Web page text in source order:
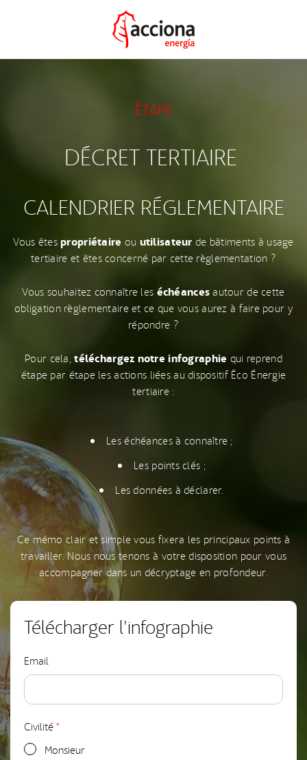
ÉTAPE
DÉCRET TERTIAIRE
CALENDRIER RÉGLEMENTAIRE
Vous êtespropriétaire ou utilisateur de bâtiments à usage
tertiaire et êtes concerné par cette règlementation ?
Vous souhaitez connaître les échéancesautour de cette
obligation règlementaire et ce que vous aurez à faire pour y
répondre ?
Pour cela,téléchargez notre infographie qui reprend
étape par étape les actions liées au dispositif Éco Énergie
tertiaire :
Les échéances à connaître ;
Les points clés ;
Les données à déclarer.
Ce mémo clair et simple vous fixera les principaux points à
travailler. Nous nous tenons à votre disposition pour vous
accompagner dans un décryptage en profondeur.
Télécharger l'infographie
Email
Civilité*
Monsieur